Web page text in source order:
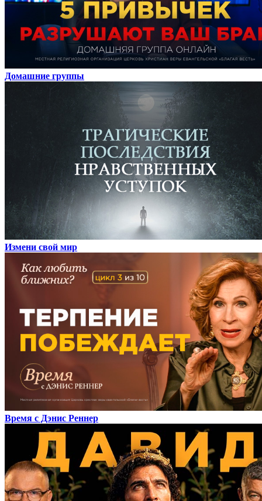
Домашние группы
Измени свой мир
Время с Дэнис Реннер